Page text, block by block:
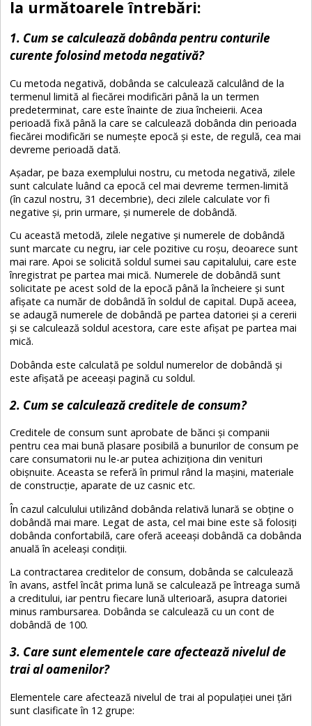
la următoarele întrebări:
1. Cum se calculează dobânda pentru conturile
curente folosind metoda negativă?
Cu metoda negativă, dobânda se calculează calculând de la
termenul limită al fiecărei modificări până la un termen
predeterminat, care este înainte de ziua încheierii. Acea
perioadă fixă ​​până la care se calculează dobânda din perioada
fiecărei modificări se numește epocă și este, de regulă, cea mai
devreme perioadă dată.
Așadar, pe baza exemplului nostru, cu metoda negativă, zilele
sunt calculate luând ca epocă cel mai devreme termen-limită
(în cazul nostru, 31 decembrie), deci zilele calculate vor fi
negative și, prin urmare, și numerele de dobândă.
Cu această metodă, zilele negative și numerele de dobândă
sunt marcate cu negru, iar cele pozitive cu roșu, deoarece sunt
mai rare. Apoi se solicită soldul sumei sau capitalului, care este
înregistrat pe partea mai mică. Numerele de dobândă sunt
solicitate pe acest sold de la epocă până la încheiere și sunt
afișate ca număr de dobândă în soldul de capital. După aceea,
se adaugă numerele de dobândă pe partea datoriei și a cererii
și se calculează soldul acestora, care este afișat pe partea mai
mică.
Dobânda este calculată pe soldul numerelor de dobândă și
este afișată pe aceeași pagină cu soldul.
2. Cum se calculează creditele de consum?
Creditele de consum sunt aprobate de bănci și companii
pentru cea mai bună plasare posibilă a bunurilor de consum pe
care consumatorii nu le-ar putea achiziționa din venituri
obișnuite. Aceasta se referă în primul rând la mașini, materiale
de construcție, aparate de uz casnic etc.
În cazul calculului utilizând dobânda relativă lunară se obține o
dobândă mai mare. Legat de asta, cel mai bine este să folosiți
dobânda confortabilă, care oferă aceeași dobândă ca dobânda
anuală în aceleași condiții.
La contractarea creditelor de consum, dobânda se calculează
în avans, astfel încât prima lună se calculează pe întreaga sumă
a creditului, iar pentru fiecare lună ulterioară, asupra datoriei
minus rambursarea. Dobânda se calculează cu un cont de
dobândă de 100.
3. Care sunt elementele care afectează nivelul de
trai al oamenilor?
Elementele care afectează nivelul de trai al populației unei țări
sunt clasificate în 12 grupe: